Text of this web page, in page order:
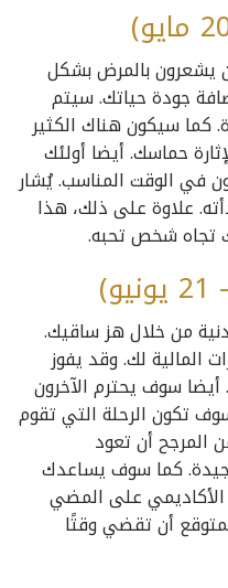
يشعرون بالمرض بشكل
جودة حياتك. سيتم
كما سيكون هناك الكثير
حماسك. أيضا أولئك
في الوقت المناسب. يُشار
علاوة على ذلك، هذا
تجاه شخص تحبه.
من خلال هز ساقيك.
المالية لك. وقد يفوز
سوف يحترم الآخرون
تكون الرحلة التي تقوم
أن تعود
جيدة. كما سوف يساعدك
على المضي
أن تقضي وقتًا